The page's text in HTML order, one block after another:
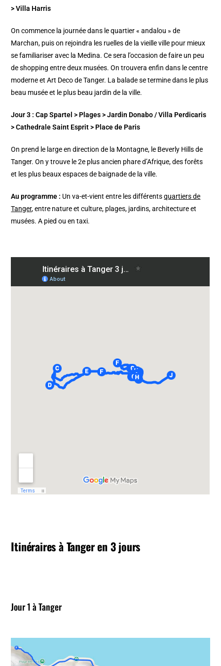
> Villa Harris
On commence la journée dans le quartier « andalou » de
Marchan, puis on rejoindra les ruelles de la vieille ville pour mieux
se familiariser avec la Medina. Ce sera l’occasion de faire un peu
de shopping entre deux musées. On trouvera enfin dans le centre
moderne et Art Deco de Tanger. La balade se termine dans le plus
beau musée et le plus beau jardin de la ville.
Jour 3 : Cap Spartel > Plages > Jardin Donabo / Villa Perdicaris
> Cathedrale Saint Esprit > Place de Paris
On prend le large en direction de la Montagne, le Beverly Hills de
Tanger. On y trouve le 2e plus ancien phare d’Afrique, des forêts
et les plus beaux espaces de baignade de la ville.
Au programme : Un va-et-vient entre les différentsquartiers de
Tanger, entre nature et culture, plages, jardins, architecture et
musées. A pied ou en taxi.
Itinéraires à Tanger en 3 jours
Jour 1 à Tanger